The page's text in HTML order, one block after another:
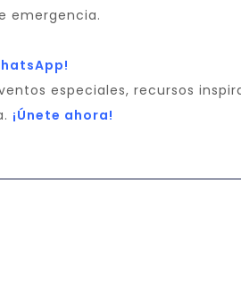
emergencia.
especiales, recursos
¡Únete ahora!